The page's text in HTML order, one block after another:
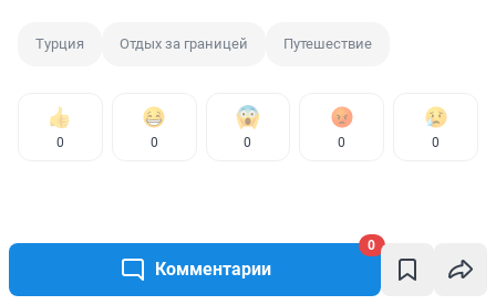
Комментарии
0
Турция Отдых за границей Путешествие
0 0 0 0 0